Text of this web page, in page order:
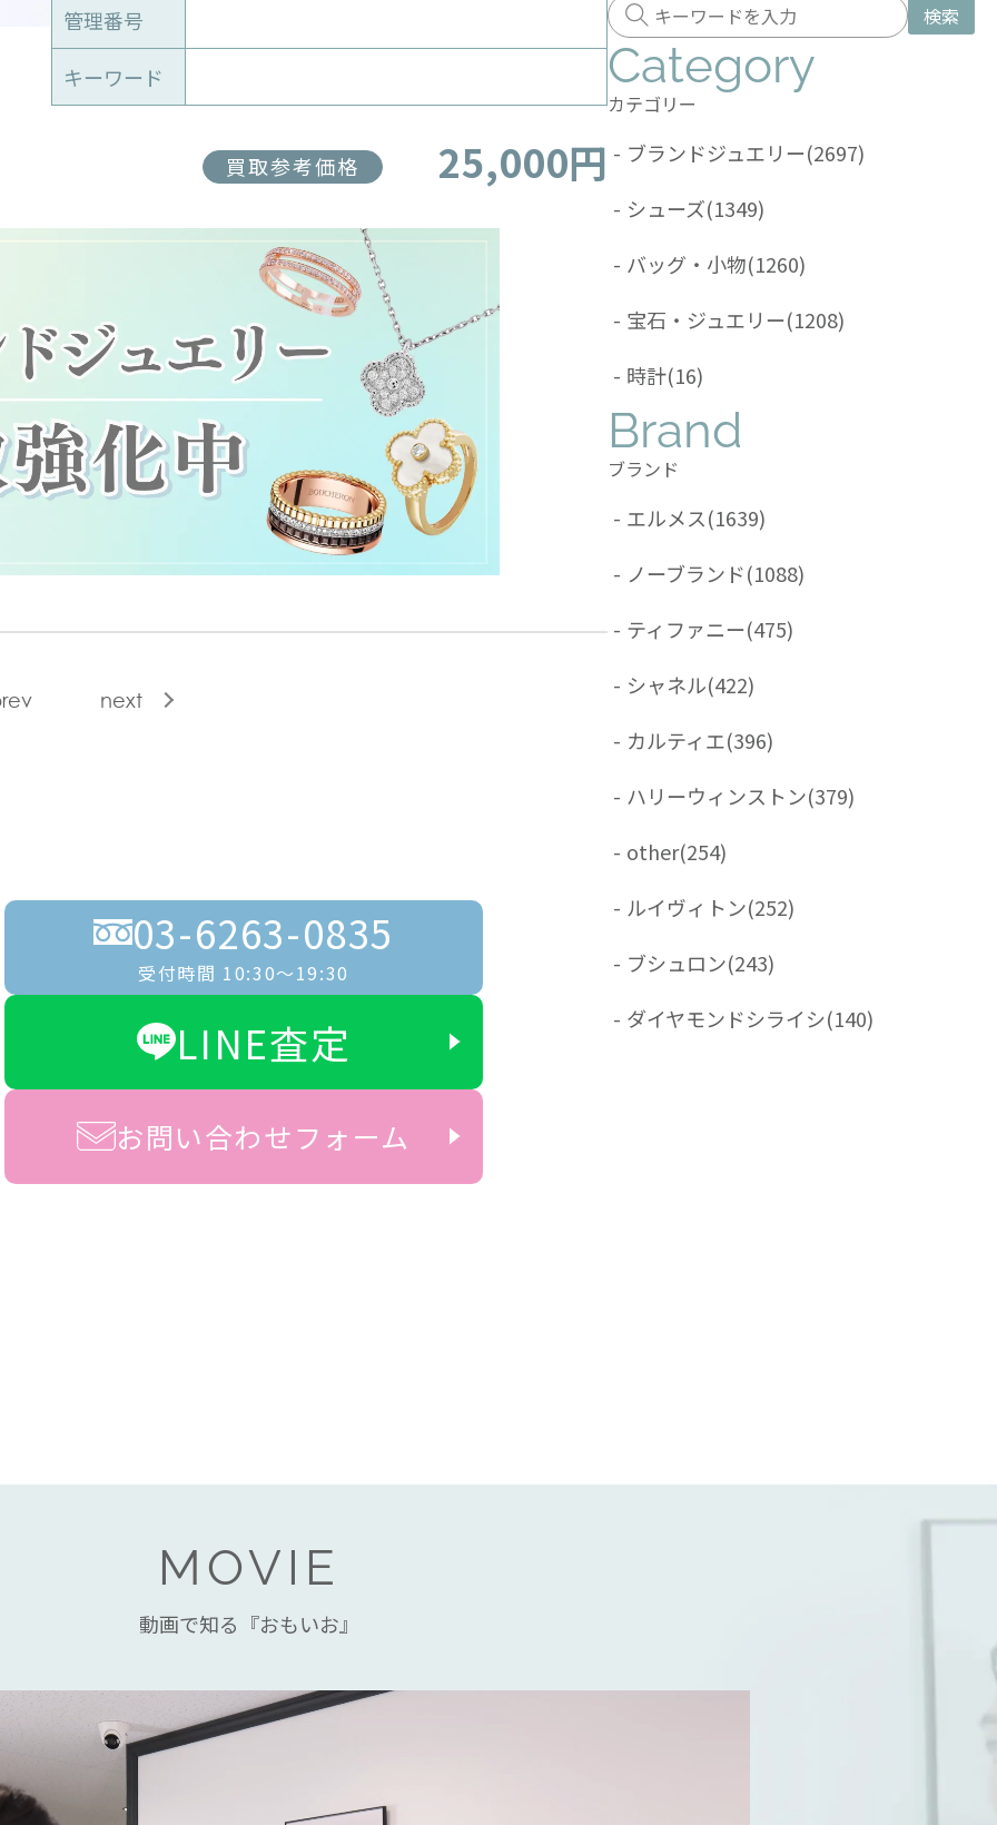
管理番号
キーワード
買取参考価格 25,000円
next
03-6263-0835
受付時間 10:30〜19:30
LINE査定
お問い合わせフォーム
検索
Category
カテゴリー
- ブランドジュエリー(2697)
- シューズ(1349)
- バッグ・小物(1260)
- 宝石・ジュエリー(1208)
- 時計(16)
Brand
ブランド
- エルメス(1639)
- ノーブランド(1088)
- ティファニー(475)
- シャネル(422)
- カルティエ(396)
- ハリーウィンストン(379)
- other(254)
- ルイヴィトン(252)
- ブシュロン(243)
- ダイヤモンドシライシ(140)
MOVIE
動画で知る『おもいお』